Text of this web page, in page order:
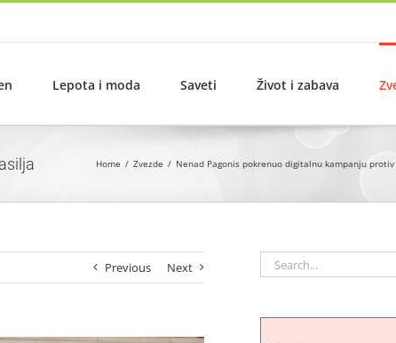
Lepota i moda Saveti Život i zabava
Home Zvezde Nenad Pagonis pokrenuo digitalnu kampanju
Previous Next
Search
for: